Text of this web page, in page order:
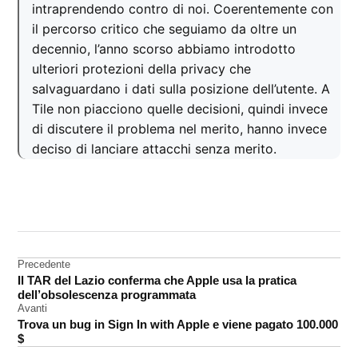
intraprendendo contro di noi. Coerentemente con
il percorso critico che seguiamo da oltre un
decennio, l’anno scorso abbiamo introdotto
ulteriori protezioni della privacy che
salvaguardano i dati sulla posizione dell’utente. A
Tile non piacciono quelle decisioni, quindi invece
di discutere il problema nel merito, hanno invece
deciso di lanciare attacchi senza merito.
tile
Navigazione
articoli
Precedente
Il TAR del Lazio conferma che Apple usa la pratica
dell’obsolescenza programmata
Avanti
Trova un bug in Sign In with Apple e viene pagato 100.000
$